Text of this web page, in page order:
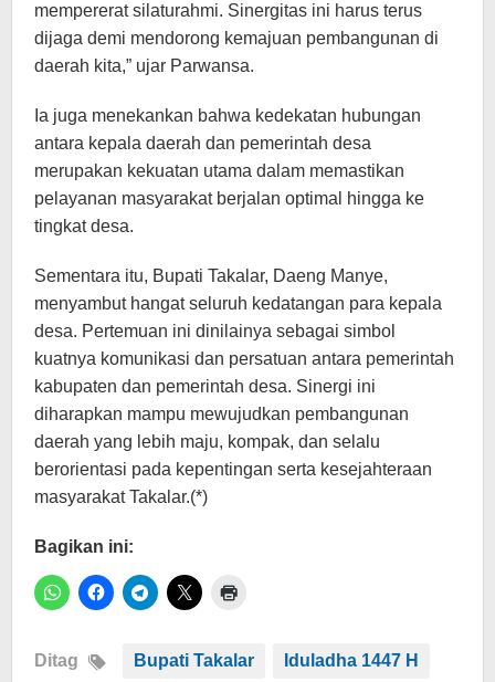
mempererat silaturahmi. Sinergitas ini harus terus
dijaga demi mendorong kemajuan pembangunan di
daerah kita,” ujar Parwansa.
Ia juga menekankan bahwa kedekatan hubungan
antara kepala daerah dan pemerintah desa
merupakan kekuatan utama dalam memastikan
pelayanan masyarakat berjalan optimal hingga ke
tingkat desa.
Sementara itu, Bupati Takalar, Daeng Manye,
menyambut hangat seluruh kedatangan para kepala
desa. Pertemuan ini dinilainya sebagai simbol
kuatnya komunikasi dan persatuan antara pemerintah
kabupaten dan pemerintah desa. Sinergi ini
diharapkan mampu mewujudkan pembangunan
daerah yang lebih maju, kompak, dan selalu
berorientasi pada kepentingan serta kesejahteraan
masyarakat Takalar.(*)
Bagikan ini:
Ditag Bupati Takalar Iduladha 1447 H